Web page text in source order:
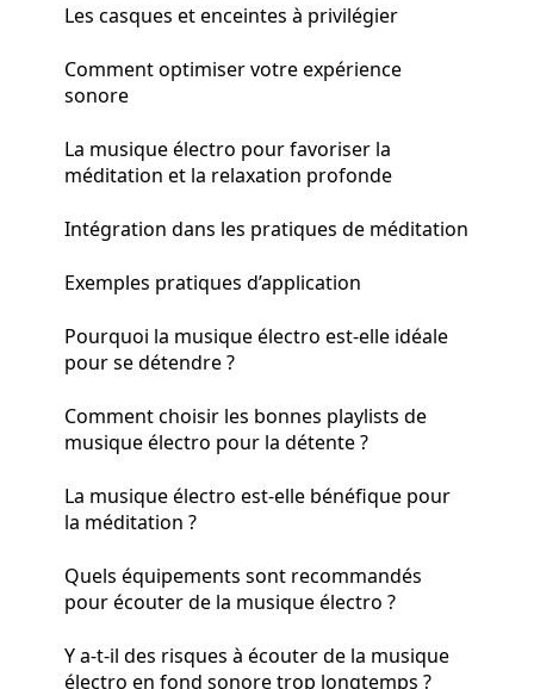
Les casques et enceintes à privilégier
Comment optimiser votre expérience
sonore
La musique électro pour favoriser la
méditation et la relaxation profonde
Intégration dans les pratiques de méditation
Exemples pratiques d’application
Pourquoi la musique électro est-elle idéale
pour se détendre ?
Comment choisir les bonnes playlists de
musique électro pour la détente ?
La musique électro est-elle bénéfique pour
la méditation ?
Quels équipements sont recommandés
pour écouter de la musique électro ?
Y a-t-il des risques à écouter de la musique
électro en fond sonore trop longtemps ?